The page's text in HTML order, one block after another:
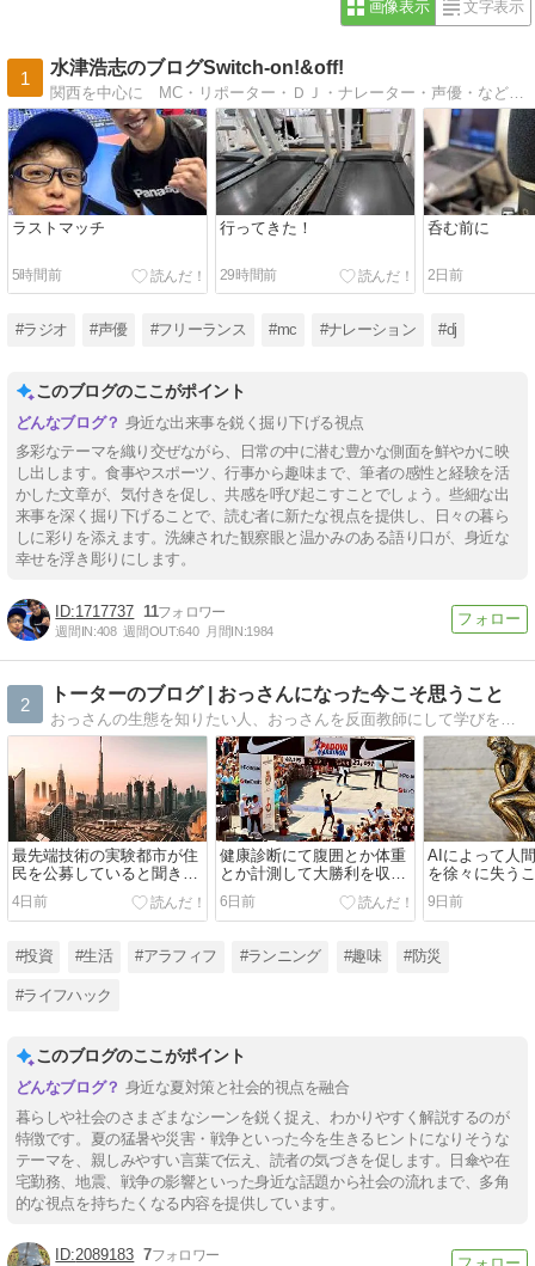
画像表示 文字表示
1
水津浩志のブログSwitch-on!&off!
関西を中心に MC・リポーター・ＤＪ・ナレーター・声優・などの仕事をしています
ラストマッチ
5時間前
行ってきた！
29時間前
呑む前に
2日前
#ラジオ #声優 #フリーランス #mc #ナレーション #dj
このブログのここがポイント
身近な出来事を鋭く掘り下げる視点
多彩なテーマを織り交ぜながら、日常の中に潜む豊かな側面を鮮やかに映
し出します。食事やスポーツ、行事から趣味まで、筆者の感性と経験を活
かした文章が、気付きを促し、共感を呼び起こすことでしょう。些細な出
来事を深く掘り下げることで、読む者に新たな視点を提供し、日々の暮ら
しに彩りを添えます。洗練された観察眼と温かみのある語り口が、身近な
幸せを浮き彫りにします。
1717737 11
週間IN:408 週間OUT:640 月間IN:1984
2
トーターのブログ | おっさんになった今こそ思うこと
最先端技術の実験都市が住
民を公募していると聞き、
ワクワクした気分になりま
した
4日前
健康診断にて腹囲とか体重
とか計測して大勝利を収め
ました
6日前
AIによって人
を徐々に失う
憂慮すべきこ
いう意見
9日前
#投資 #生活 #アラフィフ #ランニング #趣味 #防災
#ライフハック
このブログのここがポイント
身近な夏対策と社会的視点を融合
暮らしや社会のさまざまなシーンを鋭く捉え、わかりやすく解説するのが
特徴です。夏の猛暑や災害・戦争といった今を生きるヒントになりそうな
テーマを、親しみやすい言葉で伝え、読者の気づきを促します。日傘や在
宅勤務、地震、戦争の影響といった身近な話題から社会の流れまで、多角
的な視点を持ちたくなる内容を提供しています。
2089183 7